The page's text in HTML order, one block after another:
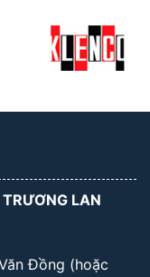
LAN
Đồng (hoặc